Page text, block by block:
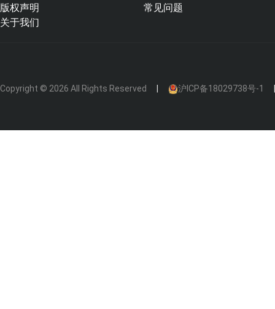
版权声明
关于我们
常见问题
Copyright © 2026 All Rights Reserved 沪ICP备18029738号-1